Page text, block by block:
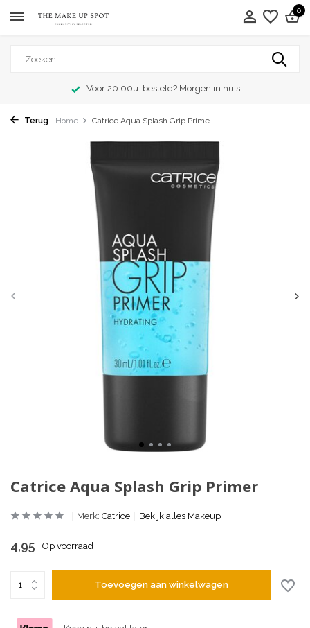
0
Voor 20:00u. besteld? Morgen in huis!
Terug Home Catrice Aqua Splash Grip Prime...
Catrice Aqua Splash Grip Primer
Merk: Catrice Bekijk alles Makeup
4,95 Op voorraad
Toevoegen aan winkelwagen